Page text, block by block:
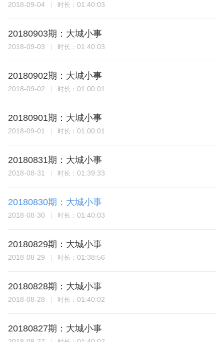
2018-09-04 时长： 01:40:03
20180903期：大城小事
2018-09-03 时长： 01:40:03
20180902期：大城小事
2018-09-02 时长： 01:00:01
20180901期：大城小事
2018-09-01 时长： 01:00:01
20180831期：大城小事
2018-08-31 时长： 01:39:33
20180830期：大城小事
2018-08-30 时长： 01:40:03
20180829期：大城小事
2018-08-29 时长： 01:38:56
20180828期：大城小事
2018-08-28 时长： 01:40:02
20180827期：大城小事